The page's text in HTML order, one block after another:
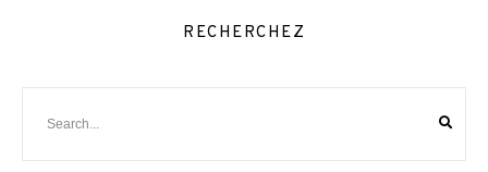
RECHERCHEZ